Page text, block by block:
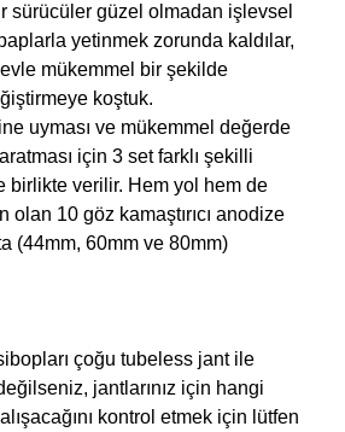
sürücüler güzel olmadan işlevsel
yetinmek zorunda kaldılar,
mükemmel bir şekilde
koştuk.
uyması ve mükemmel değerde
için 3 set farklı şekilli
birlikte verilir. Hem yol hem de
olan 10 göz kamaştırıcı anodize
(44mm, 60mm ve 80mm)
çoğu tubeless jant ile
jantlarınız için hangi
kontrol etmek için lütfen